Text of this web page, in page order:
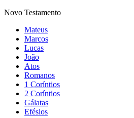
Novo Testamento
Mateus
Marcos
Lucas
João
Atos
Romanos
1 Coríntios
2 Coríntios
Gálatas
Efésios